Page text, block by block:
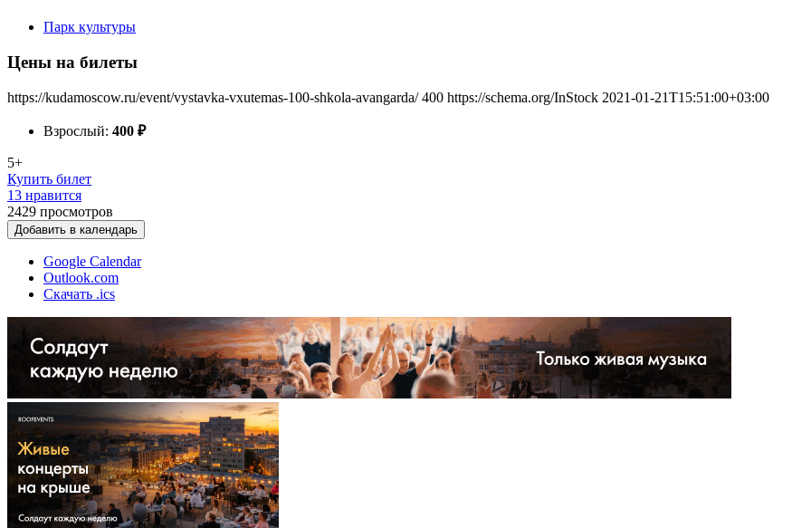
Парк культуры
Цены на билеты
https://kudamoscow.ru/event/vystavka-vxutemas-100-shkola-avangarda/ 400 https://schema.org/InStock 2021-01-21T15:51:00+03:00
Взрослый: 400 ₽
5+
Купить билет
13 нравится
2429 просмотров
Добавить в календарь
Google Calendar
Outlook.com
Скачать .ics